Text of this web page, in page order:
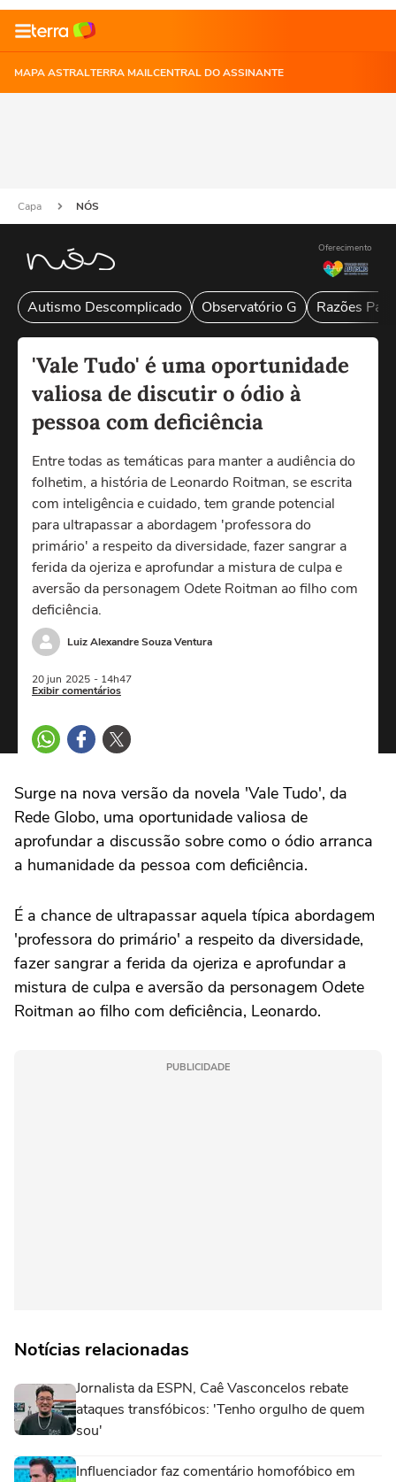
MAPA ASTRALTERRA MAILCENTRAL DO ASSINANTE
Capa NÓS
Oferecimento
Autismo Descomplicado Observatório G Razões
'Vale Tudo' é uma oportunidade
valiosa de discutir o ódio à
pessoa com deficiência
Entre todas as temáticas para manter a audiência do
folhetim, a história de Leonardo Roitman, se escrita
com inteligência e cuidado, tem grande potencial
para ultrapassar a abordagem 'professora do
primário' a respeito da diversidade, fazer sangrar a
ferida da ojeriza e aprofundar a mistura de culpa e
aversão da personagem Odete Roitman ao filho com
deficiência.
Luiz Alexandre Souza Ventura
20 jun 2025 - 14h47
Exibir comentários
Surge na nova versão da novela 'Vale Tudo', da
Rede Globo, uma oportunidade valiosa de
aprofundar a discussão sobre como o ódio arranca
a humanidade da pessoa com deficiência.
É a chance de ultrapassar aquela típica abordagem
'professora do primário' a respeito da diversidade,
fazer sangrar a ferida da ojeriza e aprofundar a
mistura de culpa e aversão da personagem Odete
Roitman ao filho com deficiência, Leonardo.
PUBLICIDADE
Notícias relacionadas
Jornalista da ESPN, Caê Vasconcelos rebate
ataques transfóbicos: 'Tenho orgulho de quem
sou'
Influenciador faz comentário homofóbico em